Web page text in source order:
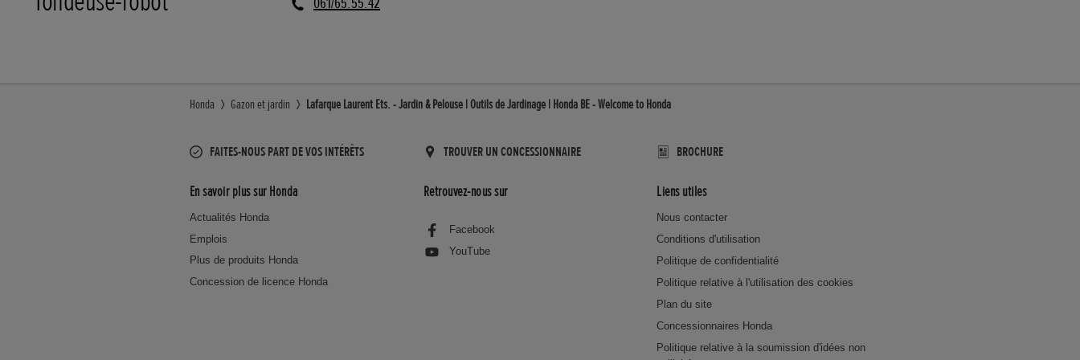
Honda Gazon et jardin Lafarque Laurent Ets. - Jardin & Pelouse | Outils de Jardinage | Honda BE - Welcome to Honda
FAITES-NOUS PART DE VOS INTÉRÊTS TROUVER UN CONCESSIONNAIRE BROCHURE
En savoir plus sur Honda
Actualités Honda
Emplois
Plus de produits Honda
Concession de licence Honda
Retrouvez-nous sur
Facebook
YouTube
Liens utiles
Nous contacter
Conditions d'utilisation
Politique de confidentialité
Politique relative à l'utilisation des cookies
Plan du site
Concessionnaires Honda
Politique relative à la soumission d'idées non